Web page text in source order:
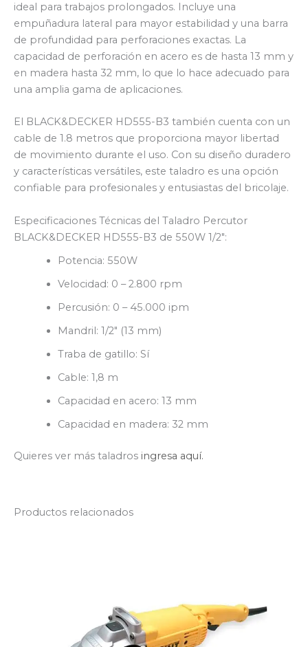
ideal para trabajos prolongados. Incluye una
empuñadura lateral para mayor estabilidad y una barra
de profundidad para perforaciones exactas. La
capacidad de perforación en acero es de hasta 13 mm y
en madera hasta 32 mm, lo que lo hace adecuado para
una amplia gama de aplicaciones.
El BLACK&DECKER HD555-B3 también cuenta con un
cable de 1.8 metros que proporciona mayor libertad
de movimiento durante el uso. Con su diseño duradero
y características versátiles, este taladro es una opción
confiable para profesionales y entusiastas del bricolaje.
Especificaciones Técnicas del Taladro Percutor
BLACK&DECKER HD555-B3 de 550W 1/2″:
Potencia: 550W
Velocidad: 0 – 2.800 rpm
Percusión: 0 – 45.000 ipm
Mandril: 1/2″ (13 mm)
Traba de gatillo: Sí
Cable: 1,8 m
Capacidad en acero: 13 mm
Capacidad en madera: 32 mm
Quieres ver más taladros ingresa aquí.
Productos relacionados